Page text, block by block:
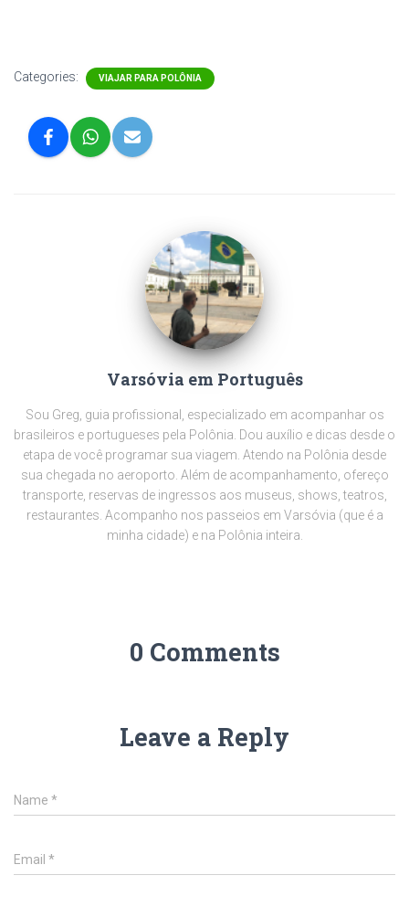
Categories: VIAJAR PARA POLÔNIA
Varsóvia em Português
Sou Greg, guia profissional, especializado em acompanhar os
brasileiros e portugueses pela Polônia. Dou auxílio e dicas desde o
etapa de você programar sua viagem. Atendo na Polônia desde
sua chegada no aeroporto. Além de acompanhamento, ofereço
transporte, reservas de ingressos aos museus, shows, teatros,
restaurantes. Acompanho nos passeios em Varsóvia (que é a
minha cidade) e na Polônia inteira.
0 Comments
Leave a Reply
Name *
Email *